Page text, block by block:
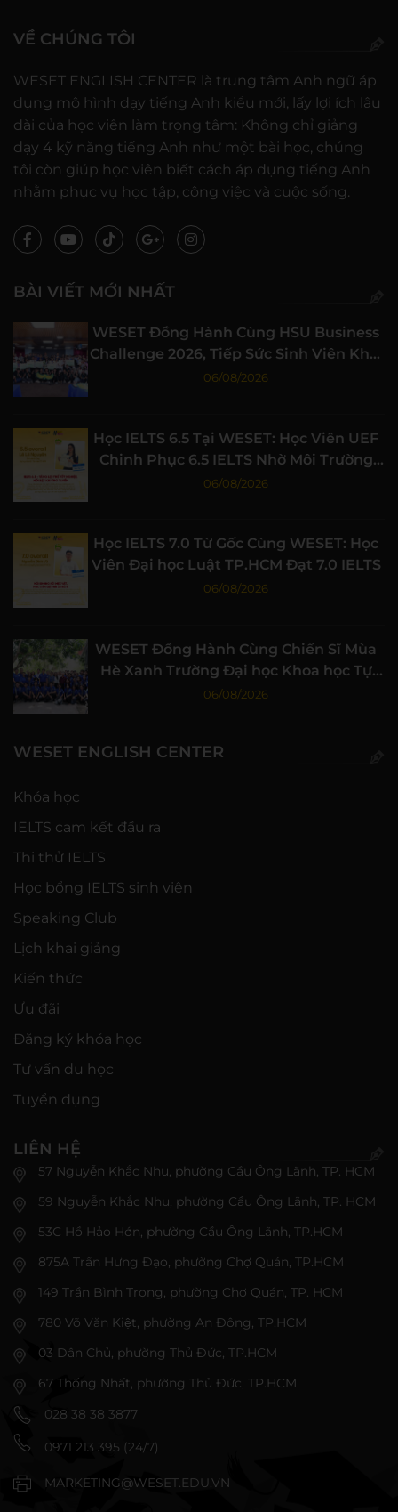
VỀ CHÚNG TÔI
WESET ENGLISH CENTER là trung tâm Anh ngữ áp
dụng mô hình dạy tiếng Anh kiểu mới, lấy lợi ích lâu
dài của học viên làm trọng tâm: Không chỉ giảng
dạy 4 kỹ năng tiếng Anh như một bài học, chúng
tôi còn giúp học viên biết cách áp dụng tiếng Anh
nhằm phục vụ học tập, công việc và cuộc sống.
BÀI VIẾT MỚI NHẤT
WESET Đồng Hành Cùng HSU Business
Challenge 2026, Tiếp Sức Sinh Viên Khởi
Nghiệp
06/08/2026
Học IELTS 6.5 Tại WESET: Học Viên UEF
Chinh Phục 6.5 IELTS Nhờ Môi Trường
Học Tập Chất Lượng
06/08/2026
Học IELTS 7.0 Từ Gốc Cùng WESET: Học
Viên Đại học Luật TP.HCM Đạt 7.0 IELTS
06/08/2026
WESET Đồng Hành Cùng Chiến Sĩ Mùa
Hè Xanh Trường Đại học Khoa học Tự
nhiên, ĐHQG-HCM
06/08/2026
WESET ENGLISH CENTER
Khóa học
IELTS cam kết đầu ra
Thi thử IELTS
Học bổng IELTS sinh viên
Speaking Club
Lịch khai giảng
Kiến thức
Ưu đãi
Đăng ký khóa học
Tư vấn du học
Tuyển dụng
LIÊN HỆ
57 Nguyễn Khắc Nhu, phường Cầu Ông Lãnh, TP. HCM
59 Nguyễn Khắc Nhu, phường Cầu Ông Lãnh, TP. HCM
53C Hồ Hảo Hớn, phường Cầu Ông Lãnh, TP.HCM
875A Trần Hưng Đạo, phường Chợ Quán, TP.HCM
149 Trần Bình Trọng, phường Chợ Quán, TP. HCM
780 Võ Văn Kiệt, phường An Đông, TP.HCM
03 Dân Chủ, phường Thủ Đức, TP.HCM
67 Thống Nhất, phường Thủ Đức, TP.HCM
028 38 38 3877
0971 213 395 (24/7)
MARKETING@WESET.EDU.VN